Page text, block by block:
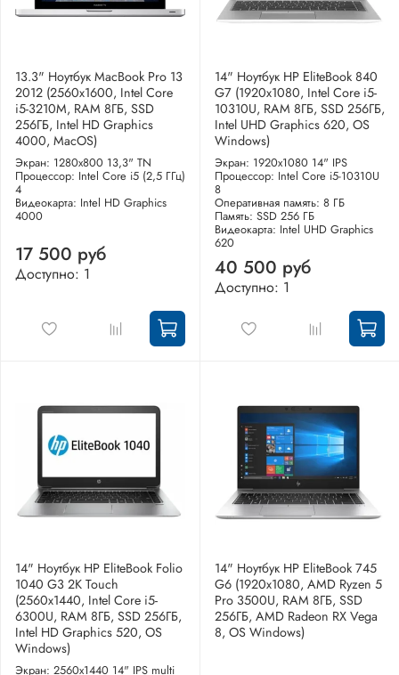
13.3" Ноутбук MacBook Pro 13
2012 (2560x1600, Intel Core
i5-3210M, RAM 8ГБ, SSD
256ГБ, Intel HD Graphics
4000, MacOS)
Экран: 1280x800 13,3" TN
Процессор: Intel Core i5 (2,5 ГГц)
4
Видеокарта: Intel HD Graphics
4000
17 500 руб
Доступно: 1
14" Ноутбук HP EliteBook 840
G7 (1920x1080, Intel Core i5-
10310U, RAM 8ГБ, SSD 256ГБ,
Intel UHD Graphics 620, OS
Windows)
Экран: 1920x1080 14" IPS
Процессор: Intel Core i5-10310U
8
Оперативная память: 8 ГБ
Память: SSD 256 ГБ
Видеокарта: Intel UHD Graphics
620
40 500 руб
Доступно: 1
14" Ноутбук HP EliteBook Folio
1040 G3 2K Touch
(2560x1440, Intel Core i5-
6300U, RAM 8ГБ, SSD 256ГБ,
Intel HD Graphics 520, OS
Windows)
Экран: 2560x1440 14" IPS multi
14" Ноутбук HP EliteBook 745
G6 (1920x1080, AMD Ryzen 5
Pro 3500U, RAM 8ГБ, SSD
256ГБ, AMD Radeon RX Vega
8, OS Windows)